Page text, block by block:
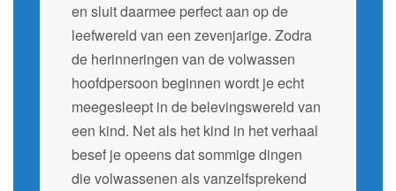
en sluit daarmee perfect aan op de
leefwereld van een zevenjarige. Zodra
de herinneringen van de volwassen
hoofdpersoon beginnen wordt je echt
meegesleept in de belevingswereld van
een kind. Net als het kind in het verhaal
besef je opeens dat sommige dingen
die volwassenen als vanzelfsprekend